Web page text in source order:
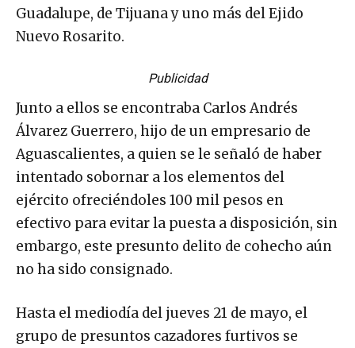
Guadalupe, de Tijuana y uno más del Ejido
Nuevo Rosarito.
Publicidad
Junto a ellos se encontraba Carlos Andrés
Álvarez Guerrero, hijo de un empresario de
Aguascalientes, a quien se le señaló de haber
intentado sobornar a los elementos del
ejército ofreciéndoles 100 mil pesos en
efectivo para evitar la puesta a disposición, sin
embargo, este presunto delito de cohecho aún
no ha sido consignado.
Hasta el mediodía del jueves 21 de mayo, el
grupo de presuntos cazadores furtivos se